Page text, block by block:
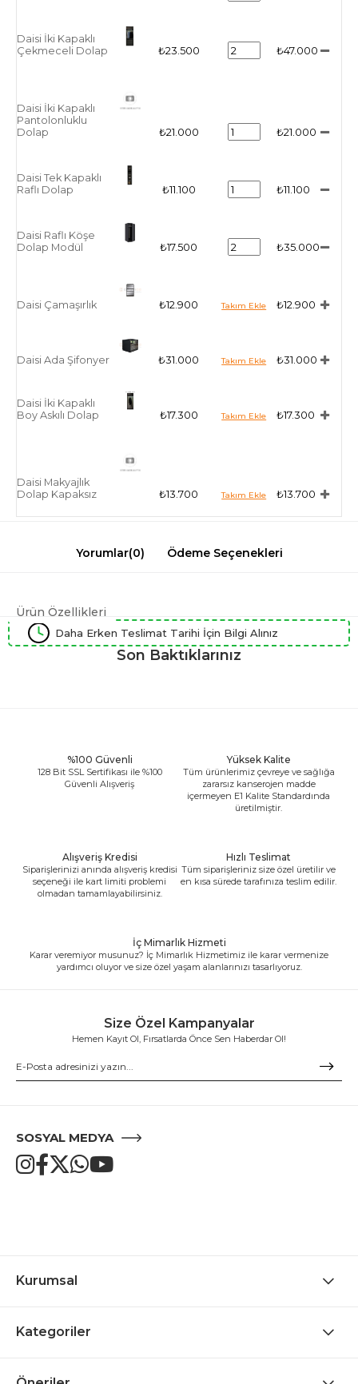
Daisi İki Kapaklı
Çekmeceli Dolap
₺23.500 ₺47.000
Daisi İki Kapaklı
Pantolonluklu
Dolap
₺21.000 ₺21.000
Daisi Tek Kapaklı
Raflı Dolap
₺11.100 ₺11.100
Daisi Raflı Köşe
Dolap Modül
₺17.500 ₺35.000
Daisi Çamaşırlık ₺12.900 ₺12.900
Daisi Ada Şifonyer ₺31.000 ₺31.000
Daisi İki Kapaklı
Boy Askılı Dolap
₺17.300 ₺17.300
Daisi Makyajlık
Dolap Kapaksız
₺13.700 ₺13.700
Yorumlar(0) Ödeme Seçenekleri
Ürün Özellikleri
Daha Erken Teslimat Tarihi İçin Bilgi Alınız
Son Baktıklarınız
%100 Güvenli
128 Bit SSL Sertifikası ile %100
Güvenli Alışveriş
Yüksek Kalite
Tüm ürünlerimiz çevreye ve sağlığa
zararsız kanserojen madde
içermeyen E1 Kalite Standardında
üretilmiştir.
Alışveriş Kredisi
Siparişlerinizi anında alışveriş kredisi
seçeneği ile kart limiti problemi
olmadan tamamlayabilirsiniz.
Hızlı Teslimat
Tüm siparişleriniz size özel üretilir ve
en kısa sürede tarafınıza teslim edilir.
İç Mimarlık Hizmeti
Karar veremiyor musunuz? İç Mimarlık Hizmetimiz ile karar vermenize
yardımcı oluyor ve size özel yaşam alanlarınızı tasarlıyoruz.
Size Özel Kampanyalar
Hemen Kayıt Ol, Fırsatlarda Önce Sen Haberdar Ol!
SOSYAL MEDYA
Kurumsal
Kategoriler